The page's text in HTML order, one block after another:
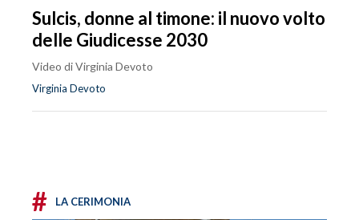
Sulcis, donne al timone: il nuovo volto
delle Giudicesse 2030
Video di Virginia Devoto
Virginia Devoto
# LA CERIMONIA